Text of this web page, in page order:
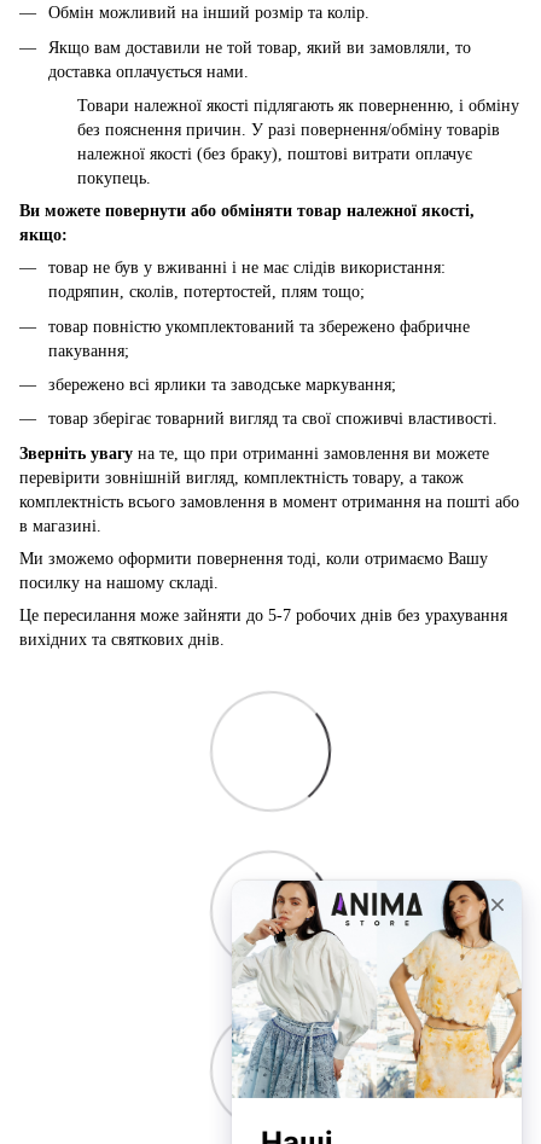
Обмін можливий на інший розмір та колір.
Якщо вам доставили не той товар, який ви замовляли, то
доставка оплачується нами.
Товари належної якості підлягають як поверненню, і обміну
без пояснення причин. У разі повернення/обміну товарів
належної якості (без браку), поштові витрати оплачує
покупець.
Ви можете повернути або обміняти товар належної якості,
якщо:
товар не був у вживанні і не має слідів використання:
подряпин, сколів, потертостей, плям тощо;
товар повністю укомплектований та збережено фабричне
пакування;
збережено всі ярлики та заводське маркування;
товар зберігає товарний вигляд та свої споживчі властивості.
Зверніть увагу на те, що при отриманні замовлення ви можете
перевірити зовнішній вигляд, комплектність товару, а також
комплектність всього замовлення в момент отримання на пошті або
в магазині.
Ми зможемо оформити повернення тоді, коли отримаємо Вашу
посилку на нашому складі.
Це пересилання може зайняти до 5-7 робочих днів без урахування
вихідних та святкових днів.